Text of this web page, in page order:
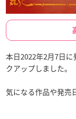
本日2022年2月7日
クアップしました。
気になる作品や発売